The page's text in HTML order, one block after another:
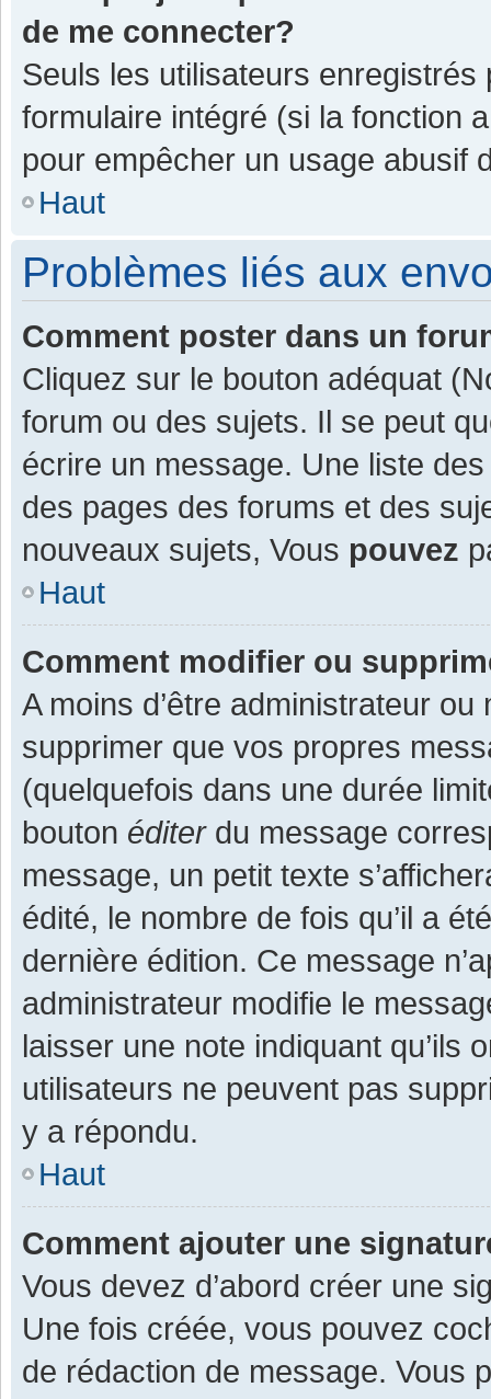
de me connecter?
Seuls les utilisateurs enregistrés
formulaire intégré (si la fonction
pour empêcher un usage abusif
Haut
Problèmes liés aux
Comment poster dans un
Cliquez sur le bouton adéquat
forum ou des sujets. Il se peut
écrire un message. Une liste
des pages des forums et des
nouveaux sujets, Vous pouvez
Haut
Comment modifier ou
A moins d’être administrateur
supprimer que vos propres
(quelquefois dans une durée
bouton éditerdu message
message, un petit texte
édité, le nombre de fois qu’il a
dernière édition. Ce message
administrateur modifie le
laisser une note indiquant qu’ils
utilisateurs ne peuvent pas
y a répondu.
Haut
Comment ajouter une
Vous devez d’abord créer une
Une fois créée, vous pouvez
de rédaction de message. Vous